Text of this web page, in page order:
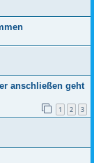
anschließen geht
1 2 3